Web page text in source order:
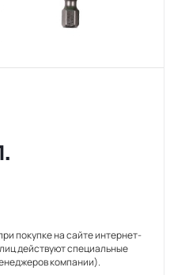
покупке на сайте интернет-
действуют специальные
компании).